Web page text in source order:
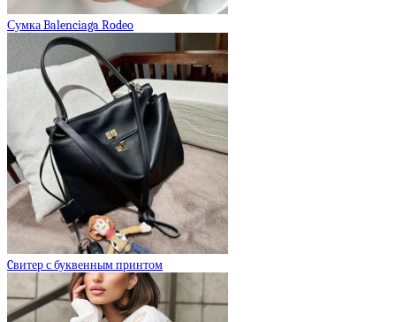
Сумка Balenciaga Rodeo
Cвитер с буквенным принтом